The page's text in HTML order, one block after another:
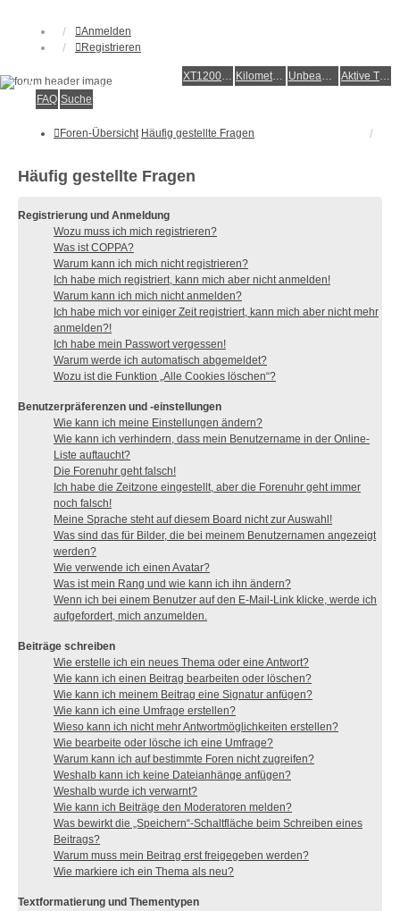
Anmelden
Registrieren
XT1200Z-Wiki Kilometerstatistik Unbeantwortete Themen Aktive Themen
Alles rund um die Yamaha XT1200Z Super Ténéré
FAQ Suche
Foren-Übersicht Häufig gestellte Fragen
Häufig gestellte Fragen
Registrierung und Anmeldung
Wozu muss ich mich registrieren?
Was ist COPPA?
Warum kann ich mich nicht registrieren?
Ich habe mich registriert, kann mich aber nicht anmelden!
Warum kann ich mich nicht anmelden?
Ich habe mich vor einiger Zeit registriert, kann mich aber nicht mehr
anmelden?!
Ich habe mein Passwort vergessen!
Warum werde ich automatisch abgemeldet?
Wozu ist die Funktion „Alle Cookies löschen“?
Benutzerpräferenzen und -einstellungen
Wie kann ich meine Einstellungen ändern?
Wie kann ich verhindern, dass mein Benutzername in der Online-
Liste auftaucht?
Die Forenuhr geht falsch!
Ich habe die Zeitzone eingestellt, aber die Forenuhr geht immer
noch falsch!
Meine Sprache steht auf diesem Board nicht zur Auswahl!
Was sind das für Bilder, die bei meinem Benutzernamen angezeigt
werden?
Wie verwende ich einen Avatar?
Was ist mein Rang und wie kann ich ihn ändern?
Wenn ich bei einem Benutzer auf den E-Mail-Link klicke, werde ich
aufgefordert, mich anzumelden.
Beiträge schreiben
Wie erstelle ich ein neues Thema oder eine Antwort?
Wie kann ich einen Beitrag bearbeiten oder löschen?
Wie kann ich meinem Beitrag eine Signatur anfügen?
Wie kann ich eine Umfrage erstellen?
Wieso kann ich nicht mehr Antwortmöglichkeiten erstellen?
Wie bearbeite oder lösche ich eine Umfrage?
Warum kann ich auf bestimmte Foren nicht zugreifen?
Weshalb kann ich keine Dateianhänge anfügen?
Weshalb wurde ich verwarnt?
Wie kann ich Beiträge den Moderatoren melden?
Was bewirkt die „Speichern“-Schaltfläche beim Schreiben eines
Beitrags?
Warum muss mein Beitrag erst freigegeben werden?
Wie markiere ich ein Thema als neu?
Textformatierung und Thementypen